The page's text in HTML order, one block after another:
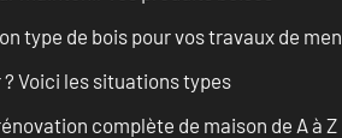
type de bois pour vos travaux de
Voici les situations types
complète de maison de A à Z